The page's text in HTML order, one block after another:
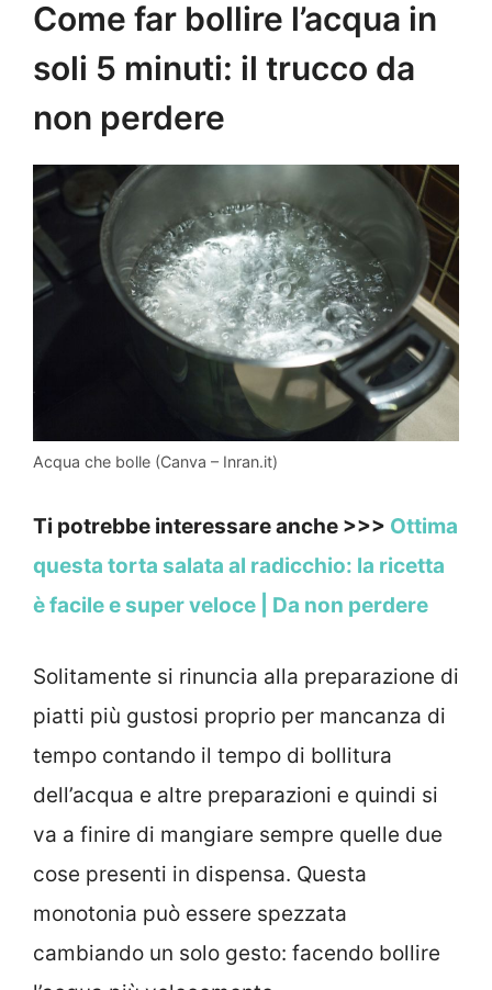
Come far bollire l’acqua in
soli 5 minuti: il trucco da
non perdere
Acqua che bolle (Canva – Inran.it)
Ti potrebbe interessare anche >>> Ottima
questa torta salata al radicchio: la ricetta
è facile e super veloce | Da non perdere
Solitamente si rinuncia alla preparazione di
piatti più gustosi proprio per mancanza di
tempo contando il tempo di bollitura
dell’acqua e altre preparazioni e quindi si
va a finire di mangiare sempre quelle due
cose presenti in dispensa. Questa
monotonia può essere spezzata
cambiando un solo gesto: facendo bollire